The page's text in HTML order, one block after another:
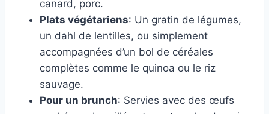
canard, porc.
Plats végétariens: Un gratin de légumes,
un dahl de lentilles, ou simplement
accompagnées d’un bol de céréales
complètes comme le quinoa ou le riz
sauvage.
Pour un brunch: Servies avec des œufs